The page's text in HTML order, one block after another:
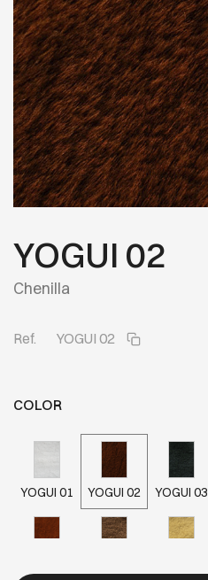
YOGUI 02
Chenilla
Ref. YOGUI 02
COLOR
YOGUI 01 YOGUI 02 YOGUI 03